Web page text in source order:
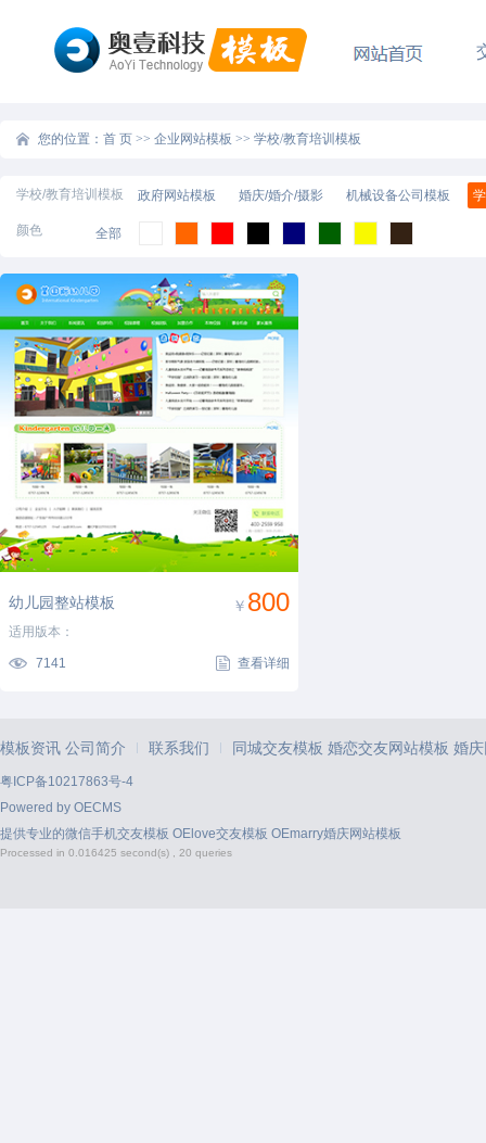
您的位置： 首 页 >> 企业网站模板 >> 学校/教育培训模板
学校/教育培训模板 政府网站模板 婚庆/婚介/摄影 机械设备公司模板
颜色 全部
幼儿园整站模板 ￥ 800
适用版本：
7141 查看详细
模板资讯 公司简介 | 联系我们 | 同城交友模板 婚恋交友网站模板 婚
粤ICP备10217863号-4
Powered by OECMS
提供专业的微信手机交友模板 OElove交友模板 OEmarry婚庆网站模板
Processed in 0.016425 second(s) , 20 queries